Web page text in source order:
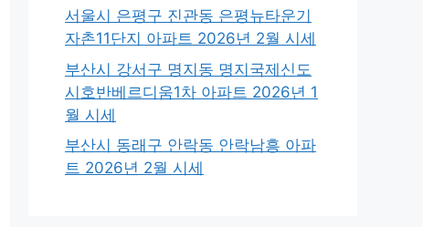
서울시 은평구 진관동 은평뉴타운기
자촌11단지 아파트 2026년 2월 시세
부산시 강서구 명지동 명지국제신도
시호반베르디움1차 아파트 2026년 1
월 시세
부산시 동래구 안락동 안락남흥 아파
트 2026년 2월 시세